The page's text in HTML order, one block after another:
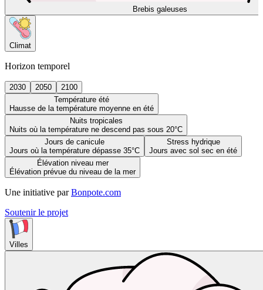
Brebis galeuses
Climat
Horizon temporel
2030 2050
2100
Température été
Hausse de la température moyenne en été
Nuits tropicales
Nuits où la température ne descend pas sous 20°C
Jours de canicule
Jours où la température dépasse 35°C
Stress hydrique
Jours avec sol sec en été
Élévation niveau mer
Élévation prévue du niveau de la mer
Une initiative par Bonpote.com
Soutenir le projet
Villes